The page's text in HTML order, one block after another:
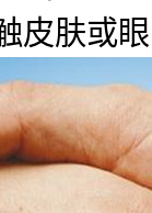
皮肤或